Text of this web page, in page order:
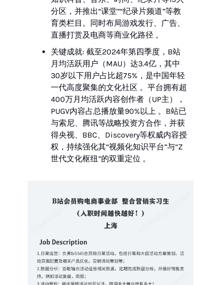
分区，并推出“课堂”“纪录片频道”等教
育类栏目。同时布局游戏发行、广告、
直播打赏及电商等商业化路径 。
关键成就: 截至2024年第四季度，B站
月均活跃用户（MAU）达3.4亿，其中
30岁以下用户占比超75%，是中国年轻
一代高度聚集的文化社区 。平台拥有超
400万月均活跃内容创作者（UP主），
PUGV内容占总播放量90%以上 。B站已
与索尼、腾讯等战略投资方合作，并获
得央视、BBC、Discovery等权威内容授
权，持续强化其“视频化知识平台”与“Z
世代文化枢纽”的双重定位 。